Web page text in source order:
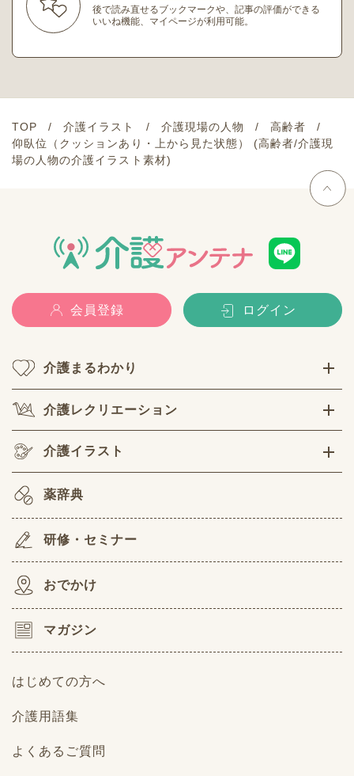
後で読み直せるブックマークや、記事の評価ができる
いいね機能、マイページが利用可能。
TOP 介護イラスト 介護現場の人物
高齢者
仰臥位（クッションあり・上から見た状態） (高齢者/介護現
場の人物の介護イラスト素材)
会員登録 ログイン
介護まるわかり
介護レクリエーション
介護イラスト
薬辞典
研修・セミナー
おでかけ
マガジン
はじめての方へ
介護用語集
よくあるご質問